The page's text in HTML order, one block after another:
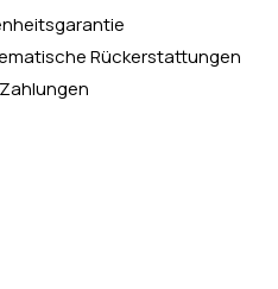
Rückerstattungen